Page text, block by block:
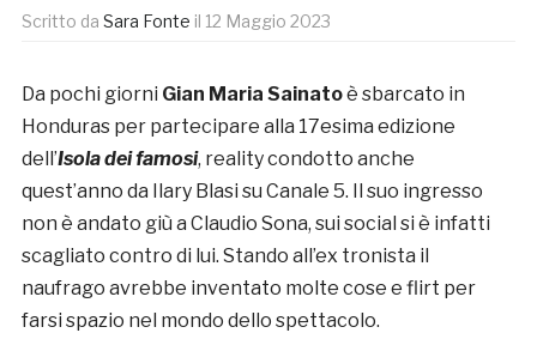
Scritto da Sara Fonte il 12 Maggio 2023
Da pochi giorni Gian Maria Sainatoè sbarcato in
Honduras per partecipare alla 17esima edizione
dell’Isola dei famosi, reality condotto anche
quest’anno da Ilary Blasi su Canale 5. Il suo ingresso
non è andato giù a Claudio Sona, sui social si è infatti
scagliato contro di lui. Stando all’ex tronista il
naufrago avrebbe inventato molte cose e flirt per
farsi spazio nel mondo dello spettacolo.